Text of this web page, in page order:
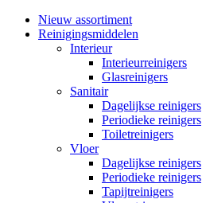
Nieuw assortiment
Reinigingsmiddelen
Interieur
Interieurreinigers
Glasreinigers
Sanitair
Dagelijkse reinigers
Periodieke reinigers
Toiletreinigers
Vloer
Dagelijkse reinigers
Periodieke reinigers
Tapijtreinigers